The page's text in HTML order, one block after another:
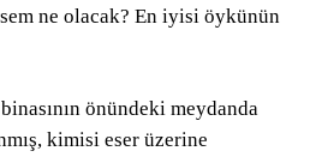
ne olacak? En iyisi öykünün
önündeki meydanda
kimisi eser üzerine